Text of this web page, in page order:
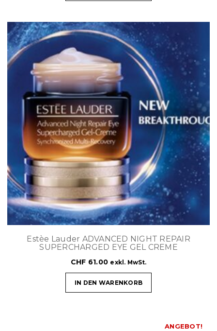
Estèe Lauder ADVANCED NIGHT REPAIR
SUPERCHARGED EYE GEL CREME
CHF 61.00 exkl. MwSt.
IN DEN WARENKORB
ANGEBOT!